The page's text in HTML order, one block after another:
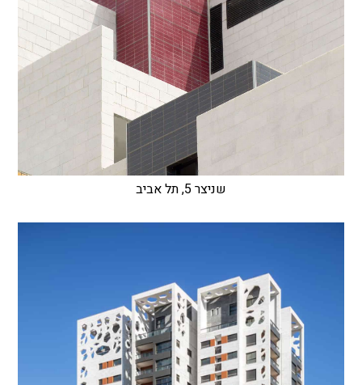
שניצר 5, תל אביב